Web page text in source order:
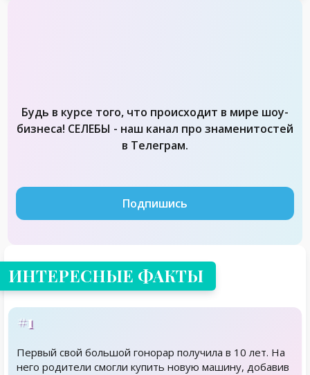
Будь в курсе того, что происходит в мире шоу-
бизнеса! СЕЛЕБЫ - наш канал про знаменитостей
в Телеграм.
Подпишись
ИНТЕРЕСНЫЕ ФАКТЫ
#1
Первый свой большой гонорар получила в 10 лет. На
него родители смогли купить новую машину, добавив